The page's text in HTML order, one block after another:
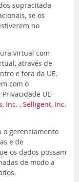
supracitada
se os
no
virtual com
através de
e fora da UE.
com o
UE-
Inc. , Selligent, Inc.
o gerenciamento
e de
os dados possam
de modo a